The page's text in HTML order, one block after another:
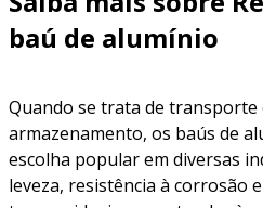
baú de alumínio
Quando se trata de transporte
armazenamento, os baús de
escolha popular em diversas
leveza, resistência à corrosão